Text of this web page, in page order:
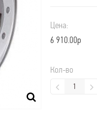
Цена:
6 910.00р
Кол-во